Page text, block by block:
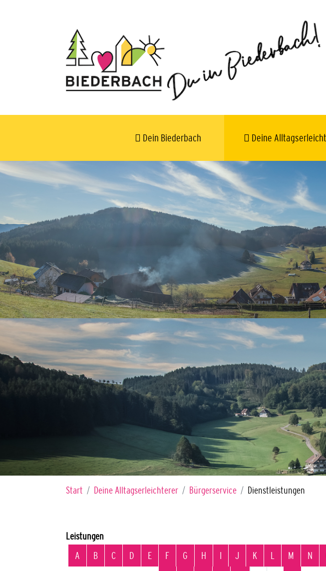
Dein Biederbach Deine
Sie sind hier:
Start Deine Alltagserleichterer Bürgerservice Dienstleistungen
Leistungen
Alphabetisches Register überspringen
A B C D E F G H I J K L M N